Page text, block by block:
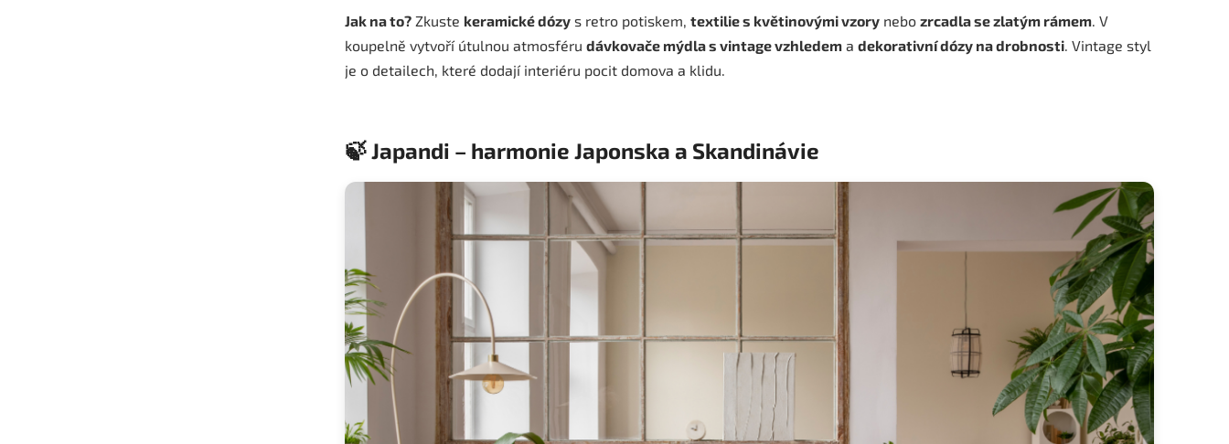
Jak na to? Zkuste keramické dózy s retro potiskem, textilie s květinovými vzory nebo zrcadla se zlatým rámem. V
koupelně vytvoří útulnou atmosféru dávkovače mýdla s vintage vzhledem a dekorativní dózy na drobnosti. Vintage styl
je o detailech, které dodají interiéru pocit domova a klidu.
🍃 Japandi – harmonie Japonska a Skandinávie